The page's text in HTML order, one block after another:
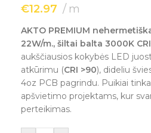
€12.97 m
AKTO PREMIUM
22W/m., šiltai balta 3000K
aukščiausios kokybės LED
atkūrimu (CRI >90), dideliu
4oz PCB pagrindu. Puikiai
apšvietimo projektams, kur
perteikimas.